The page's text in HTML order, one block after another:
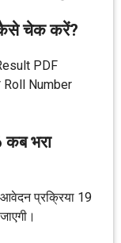
चेक करें?
PDF
Roll Number
भरा
प्रक्रिया 19